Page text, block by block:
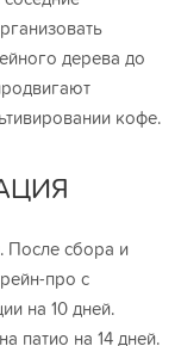
дерева до
кофе.
После сбора и
про с
на 10 дней.
патио на 14 дней.